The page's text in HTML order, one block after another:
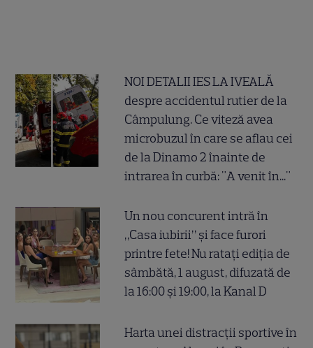
NOI DETALII IES LA IVEALĂ
despre accidentul rutier de la
Câmpulung. Ce viteză avea
microbuzul în care se aflau cei
de la Dinamo 2 înainte de
intrarea în curbă: "A venit în..."
Un nou concurent intră în
„Casa iubirii” și face furori
printre fete! Nu ratați ediția de
sâmbătă, 1 august, difuzată de
la 16:00 și 19:00, la Kanal D
Harta unei distracții sportive în